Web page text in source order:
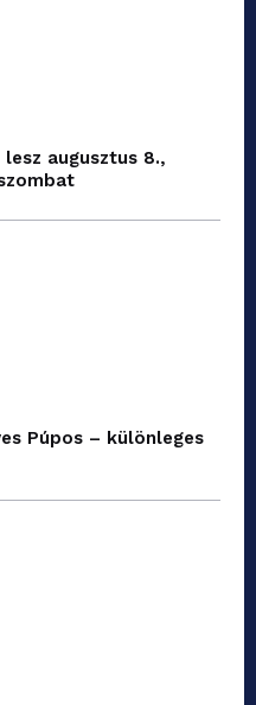
augusztus 8.,
Púpos – különleges